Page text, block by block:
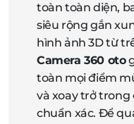
toàn toàn diện,
siêu rộng gắn
hình ảnh 3D từ
Camera 360 oto
toàn mọi điểm
và xoay trở trong
chuẩn xác. Để